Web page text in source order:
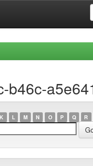
b46c-
K L M N O P Q R